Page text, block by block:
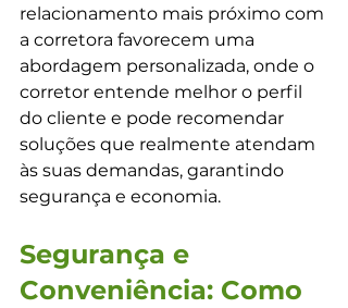
relacionamento mais próximo com
a corretora favorecem uma
abordagem personalizada, onde o
corretor entende melhor o perfil
do cliente e pode recomendar
soluções que realmente atendam
às suas demandas, garantindo
segurança e economia.
Segurança e
Conveniência: Como